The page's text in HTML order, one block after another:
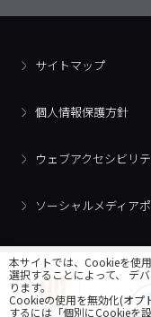
サイトマップ
個人情報保護方針
ウェブアクセシビリ
ソーシャルメディア
本サイトでは、Cookieを使
選択することによって、 デ
ります。
Cookieの使用を無効化(オプ
するには「個別にCookieを